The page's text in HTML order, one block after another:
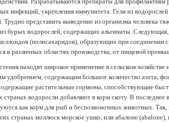
инфекций, укрепления иммунитета. Гели из
Трудно представить выведение из организма человека
бурых водорослей, содержащих альгинаты.
(полисахаридов), образующих при соединении
в различных областях производства, от пищевой
находят широкое применение в сельском
удобрением, содержащим большое количество азота,
растительные гормоны, способствующие
водоросли добавляют в корм скоту. В
как корм для рыб и беспозвоночных животных.
странах моллюск морское ушко, или абалоне